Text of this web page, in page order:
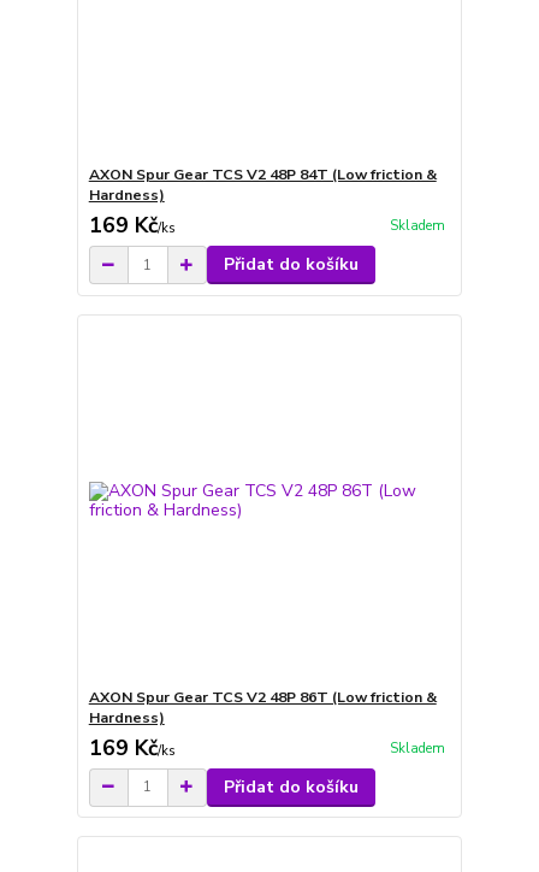
AXON Spur Gear TCS V2 48P 84T (Low friction &
Hardness)
169 Kč/ks Skladem
Přidat do košíku
AXON Spur Gear TCS V2 48P 86T (Low friction &
Hardness)
169 Kč/ks Skladem
Přidat do košíku